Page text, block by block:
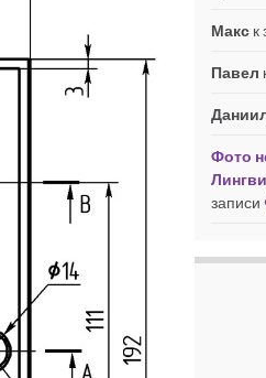
Макс к
Павел
Фото
записи